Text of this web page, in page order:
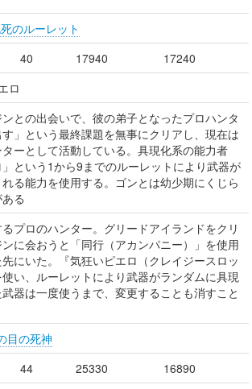
のルーレット
40 17940
17240
ロ
との出会いで、彼の弟子となったプロハンタ
」という最終課題を無事にクリアし、現在は
ーとして活動している。具現化系の能力者
という1から9までのルーレットにより武器が
る能力を使用する。ゴンとは幼少期にくじら
る
プロのハンター。グリードアイランドをクリ
に会おうと「同行（アカンパニー）」を使用
にいた。『気狂いピエロ（クレイジースロッ
使い、ルーレットにより武器がランダムに具現
器は一度使うまで、変更することも消すこと
目の死神
44 25330
16890